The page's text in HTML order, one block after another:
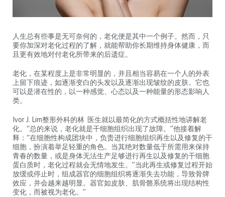
人生总有些事是无可奈何的，老化便是其中一个例子。然而，只
要你加深对老化过程的了解，就能帮助你长期维持身体健康，而
且更有效地对付老化所带来的后遗症。
老化，在某程度上是非常明显的，并且相当容易在一个人的外表
上留下痕迹，如逐渐变白的头发以及逐渐出现皱纹的皮肤。它也
可以是潜在性的，以一种感觉、心态以及一种能量的形态影响人
类。
Ivor J. Lim整形外科的林 医生就以最简化的方式概括性地讲解老
化。“总的来说，老化就是干细胞组织出现了故障。”他接着解
释：“在细胞性构成团块中，负责进行细胞组织再生以及修复的干
细胞，扮演着举足轻重的角色。当其绝对数量低于所需用来保持
青春的数量，或是身体无法生产足够进行再生以及修复的干细胞
蛋白质时，老化过程就会无情地发生。”当此再生或修复过程开始
放缓或停止时，组成器官的细胞组织将逐渐失去功能，导致骨牌
效应，并会越来越明显。器官如皮肤、肌骨骼系统将出现结构性
变化，而被视为老化。”